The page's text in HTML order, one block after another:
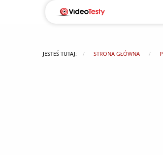
JESTEŚ TUTAJ: STRONA GŁÓWNA